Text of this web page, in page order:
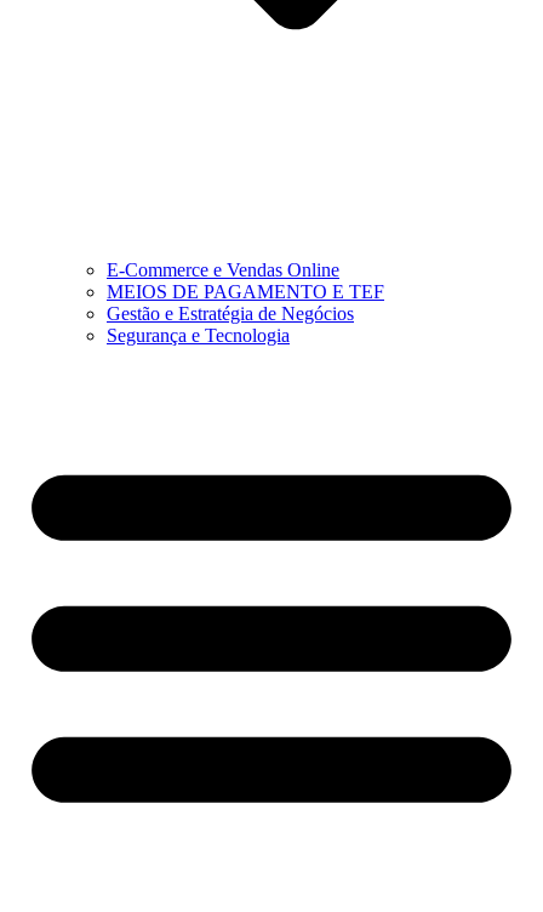
E-Commerce e Vendas Online
MEIOS DE PAGAMENTO E TEF
Gestão e Estratégia de Negócios
Segurança e Tecnologia